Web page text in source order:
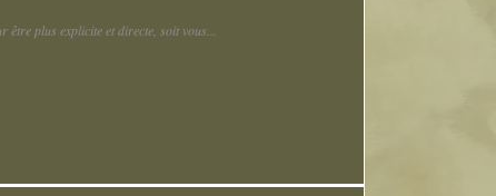
plus explicite et directe, soit vous...